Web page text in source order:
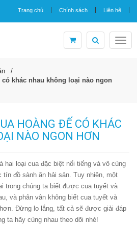
Trang chủ Chính sách Liên hệ
có khác nhau không loại nào ngon
HOÀNG ĐẾ CÓ KHÁC
NÀO NGON HƠN
hai loại cua đặc biệt nổi tiếng và vô cùng
đồ sành ăn hải sản. Tuy nhiên, một
trong chúng ta biết được cua tuyết và
và phân vân không biết cua tuyết và
Đừng lo lắng, tất cả sẽ được giải đáp
ta hãy cùng nhau theo dõi nhé!